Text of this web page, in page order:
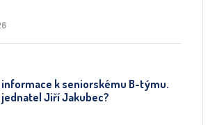
k seniorskému B-týmu.
Jiří Jakubec?